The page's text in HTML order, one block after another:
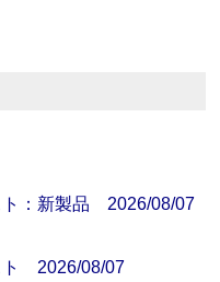
ト：新製品 2026/08/07
ト 2026/08/07